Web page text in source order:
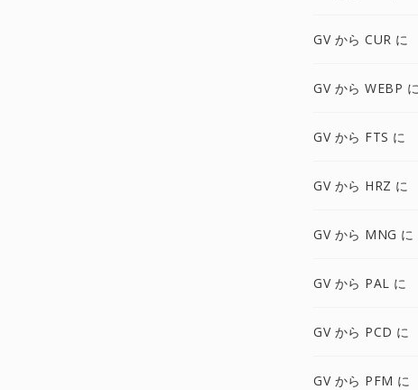
GV から CUR に
GV から WEBP に
GV から FTS に
GV から HRZ に
GV から MNG に
GV から PAL に
GV から PCD に
GV から PFM に